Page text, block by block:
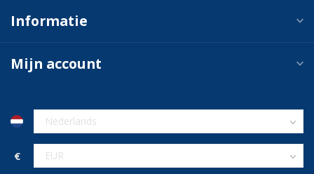
Informatie
Mijn account
€